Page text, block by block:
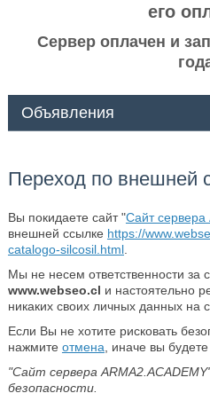
его
Сервер оплачен и
Объявления
Переход по внешней
Вы покидаете сайт "Сайт сервера
внешней ссылке https://
catalogo-silcosil.html.
Мы не несем ответственности за
www.webseo.cl и настоятельно
никаких своих личных данных на
Если Вы не хотите рисковать
нажмите отмена , иначе вы
"Сайт сервера
безопасности.